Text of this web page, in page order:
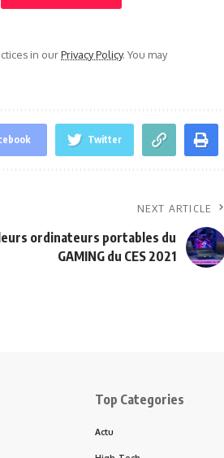
in ourPrivacy Policy. You may
Twitter
NEXT ARTICLE
ordinateurs portables du
GAMING du CES 2021
Top Categories
Actu